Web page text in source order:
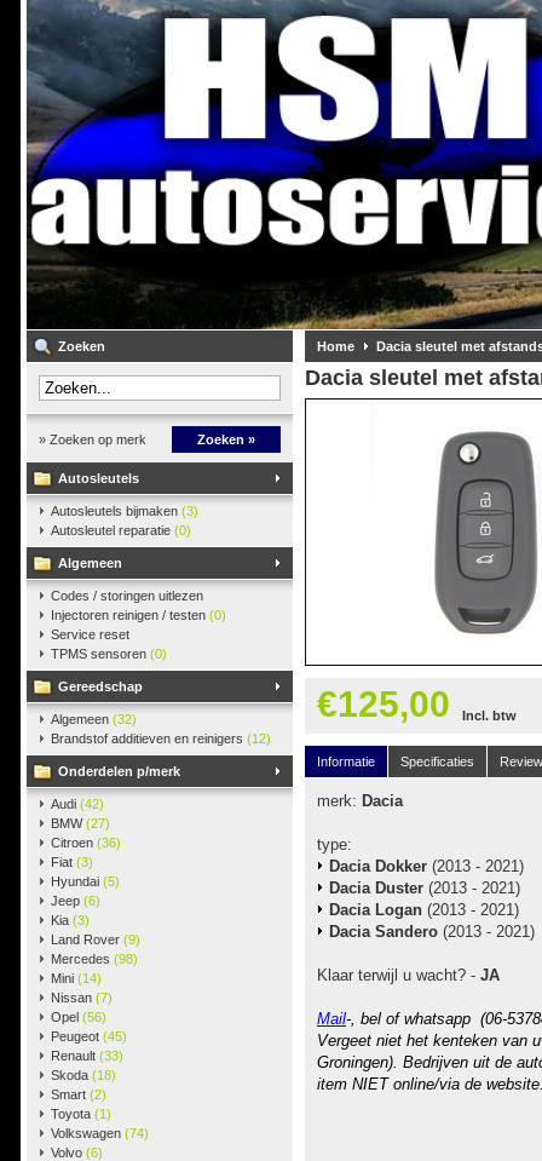
Zoeken
» Zoeken op merk Zoeken »
Autosleutels
Autosleutels bijmaken (3)
Autosleutel reparatie (0)
Algemeen
Codes / storingen uitlezen
Injectoren reinigen / testen (0)
Service reset
TPMS sensoren (0)
Gereedschap
Algemeen (32)
Brandstof additieven en reinigers (12)
Onderdelen p/merk
Audi (42)
BMW(27)
Citroen (36)
Fiat (3)
Hyundai (5)
Jeep (6)
Kia (3)
Land Rover (9)
Mercedes (98)
Mini (14)
Nissan (7)
Opel (56)
Peugeot (45)
Renault (33)
Skoda (18)
Smart (2)
Toyota (1)
Volkswagen (74)
Volvo (6)
Home Dacia sleutel met
Dacia sleutel met
€125,00 Incl. btw
Informatie Specificaties
merk: Dacia
type:
Dacia Dokker (2013 - 2021)
Dacia Duster (2013 - 2021)
Dacia Logan (2013 - 2021)
Dacia Sandero (2013 - 2021)
Klaar terwijl u wacht? - JA
Mail-, bel of whatsapp (06-
Vergeet niet het kenteken van
Groningen). Bedrijven uit de
item NIET online/via de